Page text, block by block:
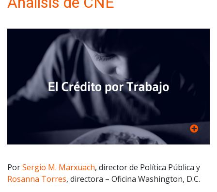
PorSergio M. Marxuach, director de Política Pública y
Rosanna Torres, directora – Oficina Washington, D.C.